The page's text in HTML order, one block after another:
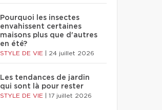
Pourquoi les insectes
envahissent certaines
maisons plus que d'autres
en été?
STYLE DE VIE 24 juillet 2026
Les tendances de jardin
qui sont là pour rester
STYLE DE VIE 17 juillet 2026